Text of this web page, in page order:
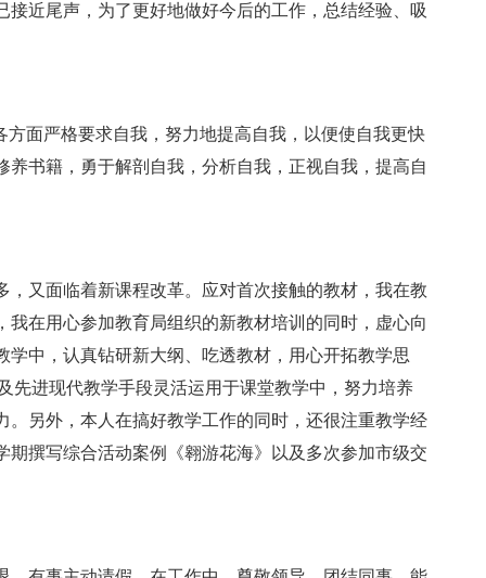
尾声，为了更好地做好今后的工作，总结经验、吸
严格要求自我，努力地提高自我，以便使自我更快
书籍，勇于解剖自我，分析自我，正视自我，提高自
面临着新课程改革。应对首次接触的教材，我在教
在用心参加教育局组织的新教材培训的同时，虚心向
中，认真钻研新大纲、吃透教材，用心开拓教学思
先进现代教学手段灵活运用于课堂教学中，努力培养
另外，本人在搞好教学工作的同时，还很注重教学经
撰写综合活动案例《翱游花海》以及多次参加市级交